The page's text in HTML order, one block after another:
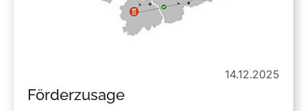
14.12.2025
Förderzusage